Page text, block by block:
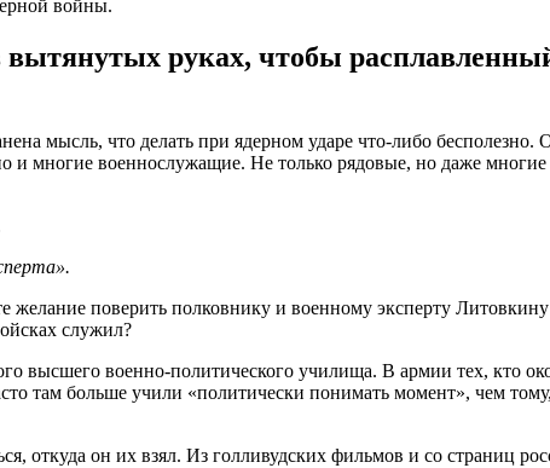
войны.
вытянутых руках, чтобы
мысль, что делать при ядерном ударе что-либо бесполезно.
и многие военнослужащие. Не только рядовые, но даже
желание поверить полковнику и военному эксперту
служил?
высшего военно-политического училища. В армии тех, кто
там больше учили «политически понимать момент», чем
откуда он их взял. Из голливудских фильмов и со страниц